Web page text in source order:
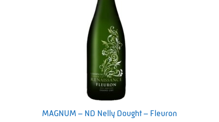
MAGNUM – ND Nelly Dought – Fleuron